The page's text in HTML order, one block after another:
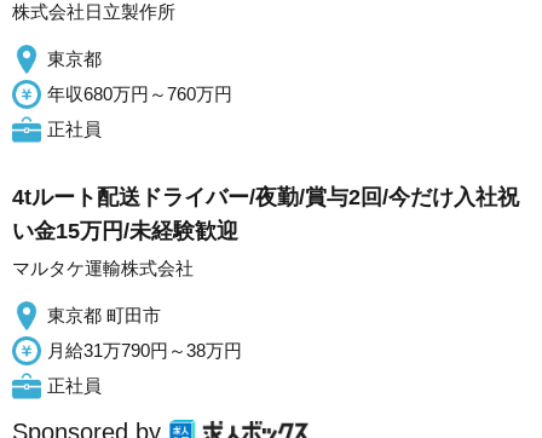
株式会社日立製作所
東京都
年収680万円～760万円
正社員
4tルート配送ドライバー/夜勤/賞与2回/今だけ入社祝
い金15万円/未経験歓迎
マルタケ運輸株式会社
東京都 町田市
月給31万790円～38万円
正社員
Sponsored by